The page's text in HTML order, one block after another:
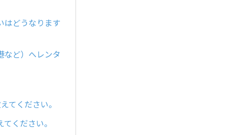
はどうなります
など）へレンタ
てください。
ください。